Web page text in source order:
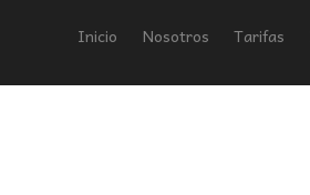
Inicio Nosotros Tarifas